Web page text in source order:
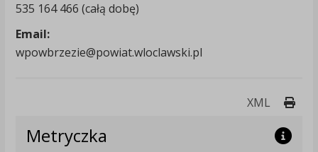
535 164 466 (całą dobę)
Email:
wpowbrzezie@powiat.wloclawski.pl
XML
Metryczka